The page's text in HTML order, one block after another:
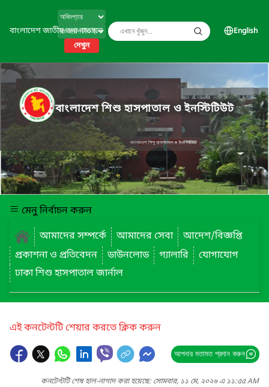
বাংলাদেশ জাতীয় তথ্য বাতায়ন
দেখুন
English
বাংলাদেশ শিশু হাসপাতাল ও ইনস্টিটিউট
মেনু নির্বাচন করুন
আমাদের সম্পর্কে
আমাদের সেবা
আদেশ/বিজ্ঞপ্তি
প্রকাশনা ও প্রতিবেদন
ডাউনলোড গ্যালারি
যোগাযোগ
ঢাকা শিশু হাসপাতাল জার্নাল
এই কনটেন্টটি শেয়ার করতে ক্লিক করুন
আপনার মতামত প্রদান করুন
কনটেন্টটি শেষ হাল-নাগাদ করা হয়েছে: সোমবার, ১১ মে, ২০২৬ এ ১১:৫৫ AM